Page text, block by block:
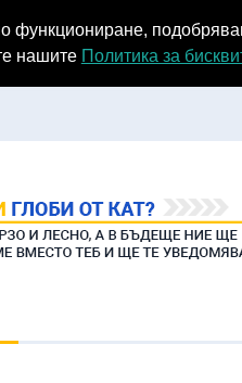
функциониране,
нашите Политика за